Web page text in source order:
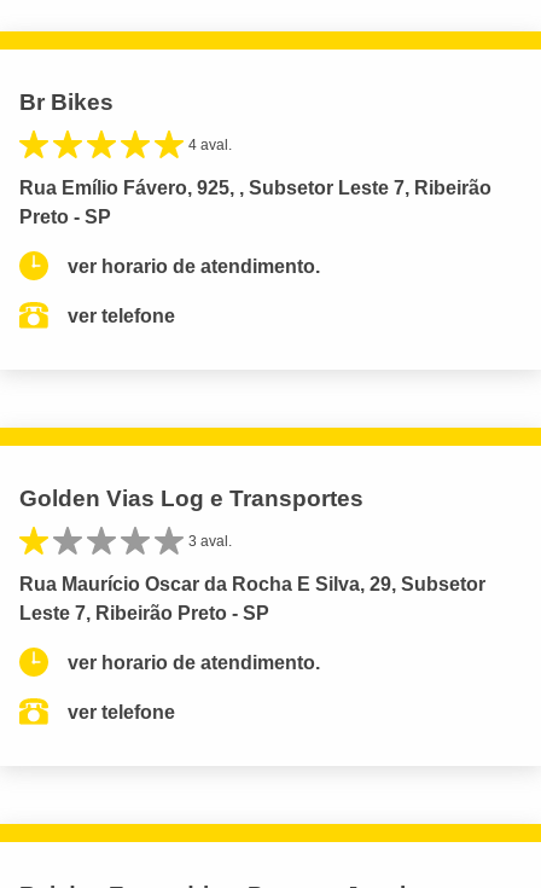
Br Bikes
4 aval.
Rua Emílio Fávero, 925, , Subsetor Leste 7, Ribeirão
Preto - SP
ver horario de atendimento.
ver telefone
Golden Vias Log e Transportes
3 aval.
Rua Maurício Oscar da Rocha E Silva, 29, Subsetor
Leste 7, Ribeirão Preto - SP
ver horario de atendimento.
ver telefone